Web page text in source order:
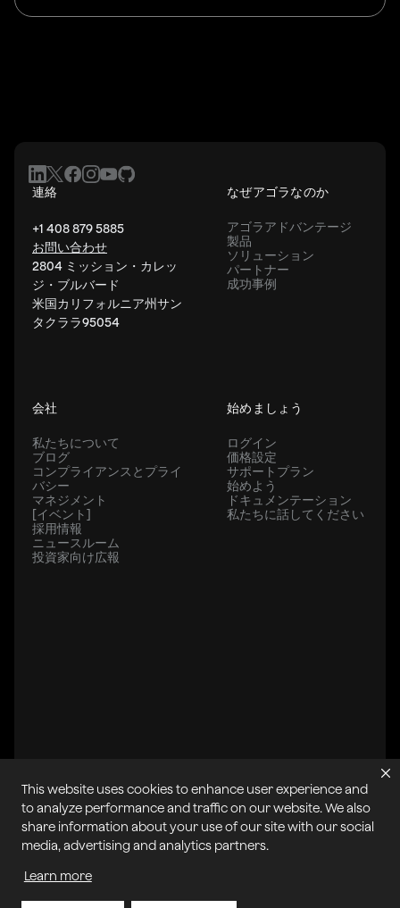
This website uses cookies to enhance user experience and
to analyze performance and traffic on our website. We also
share information about your use of our site with our social
media, advertising and analytics partners.
Learn more
連絡
+1 408 879 5885
お問い合わせ
2804 ミッション・カレッ
ジ・ブルバード
米国カリフォルニア州サン
タクララ95054
なぜアゴラなのか
アゴラアドバンテージ
製品
ソリューション
パートナー
成功事例
会社
私たちについて
ブログ
コンプライアンスとプライ
バシー
マネジメント
[イベント]
採用情報
ニュースルーム
投資家向け広報
始めましょう
ログイン
価格設定
サポートプラン
始めよう
ドキュメンテーション
私たちに話してください
プライバシーポリシー